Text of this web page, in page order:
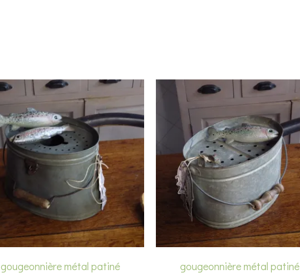
gougeonnière métal patiné gougeonnière métal patiné